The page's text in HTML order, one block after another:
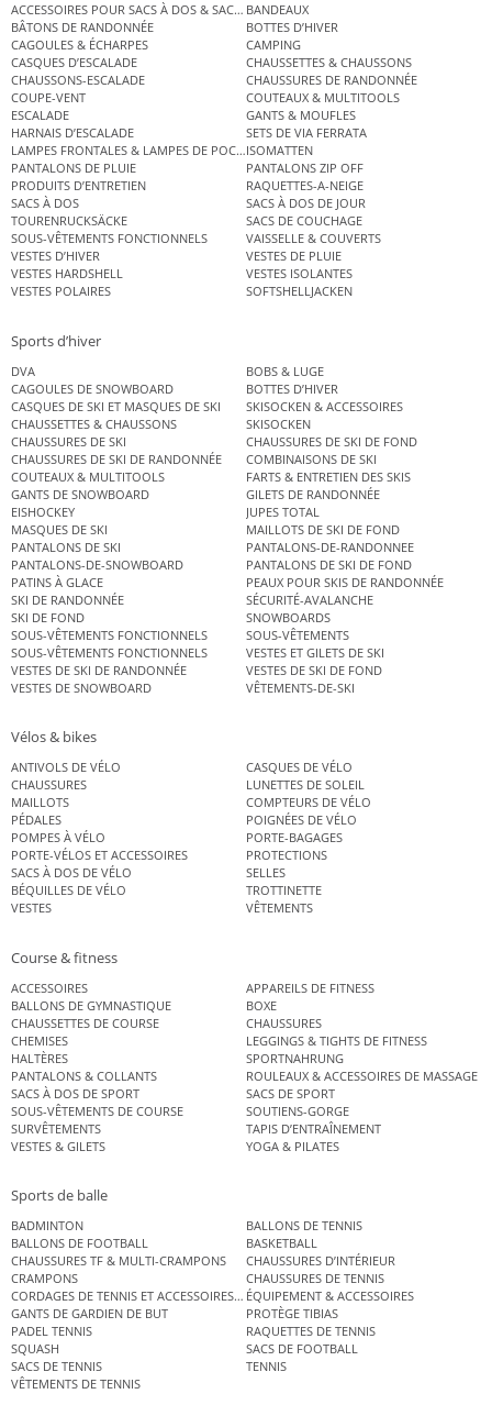
ACCESSOIRES POUR SACS À DOS & SACS ÉTANCHES
BANDEAUX
BÂTONS DE RANDONNÉE
BOTTES D’HIVER
CAGOULES & ÉCHARPES
CAMPING
CASQUES D’ESCALADE
CHAUSSETTES & CHAUSSONS
CHAUSSONS-ESCALADE
CHAUSSURES DE RANDONNÉE
COUPE-VENT
COUTEAUX & MULTITOOLS
ESCALADE
GANTS & MOUFLES
HARNAIS D’ESCALADE
SETS DE VIA FERRATA
LAMPES FRONTALES & LAMPES DE POCHEISOMATTEN
PANTALONS DE PLUIE
PANTALONS ZIP OFF
PRODUITS D’ENTRETIEN
RAQUETTES-A-NEIGE
SACS À DOS
SACS À DOS DE JOUR
TOURENRUCKSÄCKE
SACS DE COUCHAGE
SOUS-VÊTEMENTS FONCTIONNELS
VAISSELLE & COUVERTS
VESTES D’HIVER
VESTES DE PLUIE
VESTES HARDSHELL
VESTES ISOLANTES
VESTES POLAIRES
SOFTSHELLJACKEN
Sports d’hiver
DVA
BOBS & LUGE
CAGOULES DE SNOWBOARD
BOTTES D’HIVER
CASQUES DE SKI ET MASQUES DE SKI
SKISOCKEN & ACCESSOIRES
CHAUSSETTES & CHAUSSONS
SKISOCKEN
CHAUSSURES DE SKI
CHAUSSURES DE SKI DE FOND
CHAUSSURES DE SKI DE RANDONNÉE
COMBINAISONS DE SKI
COUTEAUX & MULTITOOLS
FARTS & ENTRETIEN DES SKIS
GANTS DE SNOWBOARD
GILETS DE RANDONNÉE
EISHOCKEY
JUPES TOTAL
MASQUES DE SKI
MAILLOTS DE SKI DE FOND
PANTALONS DE SKI
PANTALONS-DE-RANDONNEE
PANTALONS-DE-SNOWBOARD
PANTALONS DE SKI DE FOND
PATINS À GLACE
PEAUX POUR SKIS DE RANDONNÉE
SKI DE RANDONNÉE
SÉCURITÉ-AVALANCHE
SKI DE FOND
SNOWBOARDS
SOUS-VÊTEMENTS FONCTIONNELS
SOUS-VÊTEMENTS
SOUS-VÊTEMENTS FONCTIONNELS
VESTES ET GILETS DE SKI
VESTES DE SKI DE RANDONNÉE
VESTES DE SKI DE FOND
VESTES DE SNOWBOARD
VÊTEMENTS-DE-SKI
Vélos & bikes
ANTIVOLS DE VÉLO
CASQUES DE VÉLO
CHAUSSURES
LUNETTES DE SOLEIL
MAILLOTS
COMPTEURS DE VÉLO
PÉDALES
POIGNÉES DE VÉLO
POMPES À VÉLO
PORTE-BAGAGES
PORTE-VÉLOS ET ACCESSOIRES
PROTECTIONS
SACS À DOS DE VÉLO
SELLES
BÉQUILLES DE VÉLO
TROTTINETTE
VESTES
VÊTEMENTS
Course & fitness
ACCESSOIRES
APPAREILS DE FITNESS
BALLONS DE GYMNASTIQUE
BOXE
CHAUSSETTES DE COURSE
CHAUSSURES
CHEMISES
LEGGINGS & TIGHTS DE FITNESS
HALTÈRES
SPORTNAHRUNG
PANTALONS & COLLANTS
ROULEAUX & ACCESSOIRES DE MASSAGE
SACS À DOS DE SPORT
SACS DE SPORT
SOUS-VÊTEMENTS DE COURSE
SOUTIENS-GORGE
SURVÊTEMENTS
TAPIS D’ENTRAÎNEMENT
VESTES & GILETS
YOGA & PILATES
Sports de balle
BADMINTON
BALLONS DE TENNIS
BALLONS DE FOOTBALL
BASKETBALL
CHAUSSURES TF & MULTI-CRAMPONS
CHAUSSURES D’INTÉRIEUR
CRAMPONS
CHAUSSURES DE TENNIS
CORDAGES DE TENNIS ET ACCESSOIRES DE TENNISÉQUIPEMENT & ACCESSOIRES
GANTS DE GARDIEN DE BUT
PROTÈGE TIBIAS
PADEL TENNIS
RAQUETTES DE TENNIS
SQUASH
SACS DE FOOTBALL
SACS DE TENNIS
TENNIS
VÊTEMENTS DE TENNIS